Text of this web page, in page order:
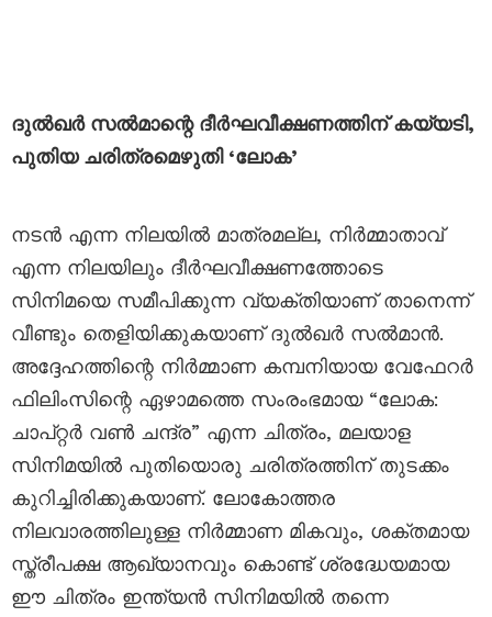
ദുൽഖർ സൽമാന്റെ ദീർഘവീക്ഷണത്തിന് കയ്യടി,
പുതിയ ചരിത്രമെഴുതി ‘ലോക’
നടൻ എന്ന നിലയിൽ മാത്രമല്ല, നിർമ്മാതാവ്
എന്ന നിലയിലും ദീർഘവീക്ഷണത്തോടെ
സിനിമയെ സമീപിക്കുന്ന വ്യക്തിയാണ് താനെന്ന്
വീണ്ടും തെളിയിക്കുകയാണ് ദുൽഖർ സൽമാൻ.
അദ്ദേഹത്തിന്റെ നിർമ്മാണ കമ്പനിയായ വേഫേറർ
ഫിലിംസിന്റെ ഏഴാമത്തെ സംരംഭമായ “ലോക:
ചാപ്റ്റർ വൺ ചന്ദ്ര” എന്ന ചിത്രം, മലയാള
സിനിമയിൽ പുതിയൊരു ചരിത്രത്തിന് തുടക്കം
കുറിച്ചിരിക്കുകയാണ്. ലോകോത്തര
നിലവാരത്തിലുള്ള നിർമ്മാണ മികവും, ശക്തമായ
സ്ത്രീപക്ഷ ആഖ്യാനവും കൊണ്ട് ശ്രദ്ധേയമായ
ഈ ചിത്രം ഇന്ത്യൻ സിനിമയിൽ തന്നെ